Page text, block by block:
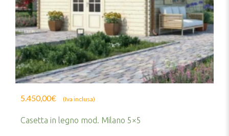
5.450,00€ (Iva inclusa)
Casetta in legno mod. Milano 5×5